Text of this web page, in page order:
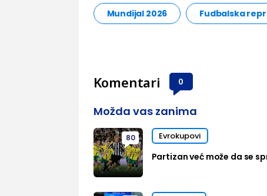
Mundijal 2026 Fudbalska
Komentari 0
Možda vas zanima
80 Evrokupovi
Partizan već može da se